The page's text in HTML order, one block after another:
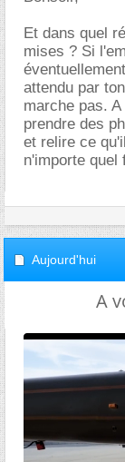
Et dans quel
mises ? Si
attendu par
marche pas.
prendre des
et relire ce
n'importe quel
Aujourd'hui
A